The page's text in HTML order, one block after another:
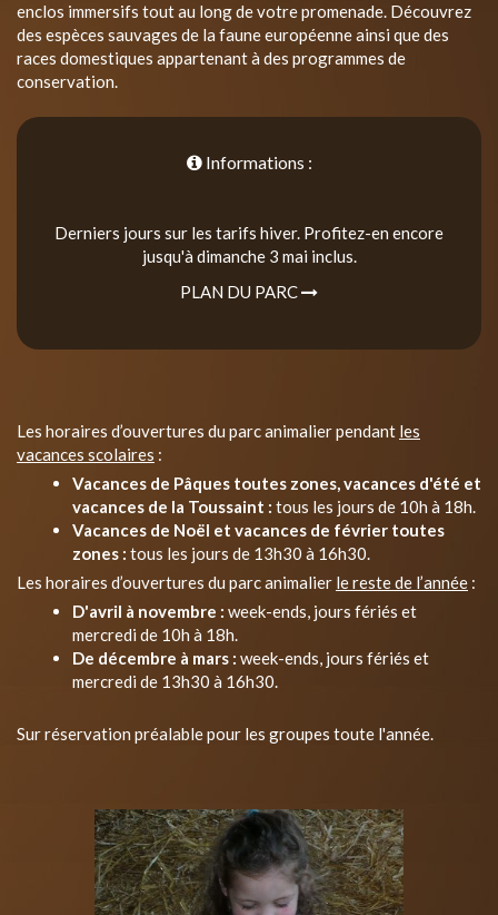
enclos immersifs tout au long de votre promenade. Découvrez
des espèces sauvages de la faune européenne ainsi que des
races domestiques appartenant à des programmes de
conservation.
Informations :
Derniers jours sur les tarifs hiver. Profitez-en encore
jusqu'à dimanche 3 mai inclus.
PLAN DU PARC
Les horaires d’ouvertures du parc animalier pendant les
vacances scolaires :
Vacances de Pâques toutes zones, vacances d'été et
vacances de la Toussaint : tous les jours de 10h à 18h.
Vacances de Noël et vacances de février toutes
zones : tous les jours de 13h30 à 16h30.
Les horaires d’ouvertures du parc animalier le reste de l’année :
D'avril à novembre : week-ends, jours fériés et
mercredi de 10h à 18h.
De décembre à mars : week-ends, jours fériés et
mercredi de 13h30 à 16h30.
Sur réservation préalable pour les groupes toute l'année.